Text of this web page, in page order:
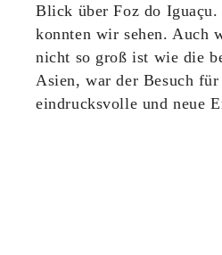
Blick über Foz do Iguaçu.
konnten wir sehen. Auch
nicht so groß ist wie die
Asien, war der Besuch für
eindrucksvolle und neue